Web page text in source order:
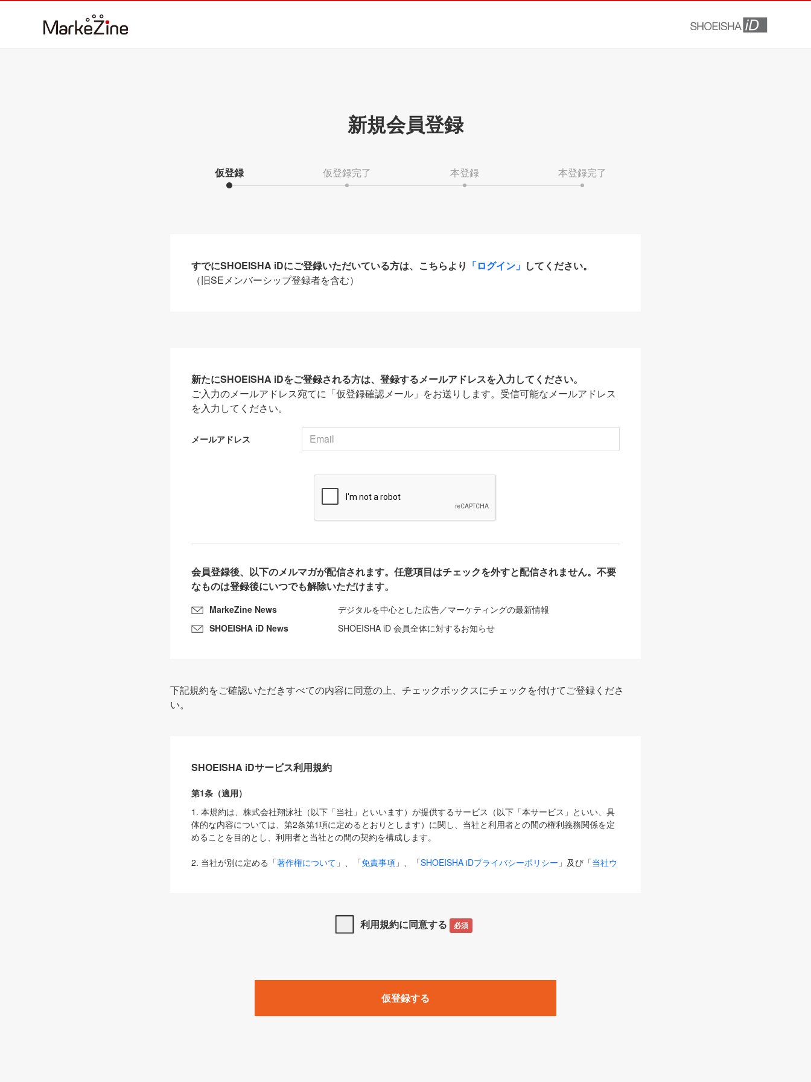
新規会員登録
仮登録 仮登録完了 本登録 本登録完了
すでにSHOEISHA iDにご登録いただいている方は、こちらより 「ログイン」 してください。
（旧SEメンバーシップ登録者を含む）
新たにSHOEISHA iDをご登録される方は、登録するメールアドレスを入力してください。
ご入力のメールアドレス宛てに「仮登録確認メール」をお送りします。受信可能なメールアドレス
を入力してください。
メールアドレス
会員登録後、以下のメルマガが配信されます。任意項目はチェックを外すと配信されません。不要
なものは登録後にいつでも解除いただけます。
MarkeZine News
デジタルを中心とした広告／マーケティングの最新情報
SHOEISHA iD News
SHOEISHA iD 会員全体に対するお知らせ
下記規約をご確認いただきすべての内容に同意の上、チェックボックスにチェックを付けてご登録くださ
い。
SHOEISHA iDサービス利用規約
第1条（適用）
1. 本規約は、株式会社翔泳社（以下「当社」といいます）が提供するサービス（以下「本サービス」といい、具
体的な内容については、第2条第1項に定めるとおりとします）に関し、当社と利用者との間の権利義務関係を定
めることを目的とし、利用者と当社との間の契約を構成します。
2. 当社が別に定める「著作権について 」、「免責事項 」、「SHOEISHA iDプライバシーポリシー 」及び「当社ウ
は、本規約の規定が優先して適用されるものとします。
1. 「本サービス」とは、当社が提供する以下のサービス（名称や内容が変更された場合、変更後のサービスを含
みます）及びこれらサービスに関連して当社が実施するイベントやキャンペーンをいいます。
「SEBook」「SEShop」「CodeZine」「MarkeZine」「EnterpriseZine」「ECzine」「Biz/Zine」「HRzine」
利用規約に同意する 必須
仮登録する